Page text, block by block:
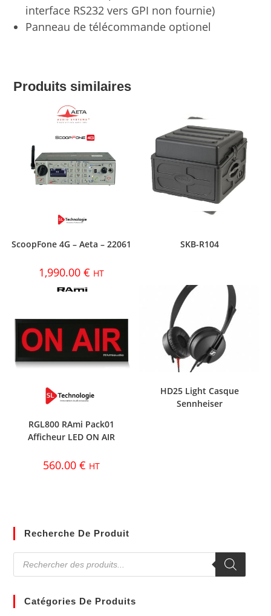
interface RS232 vers GPI non fournie)
Panneau de télécommande optionel
Produits similaires
ScoopFone 4G – Aeta – 22061
1,990.00€ HT
SKB-R104
RGL800 RAmi Pack01
Afficheur LED ON AIR
560.00€ HT
HD25 Light Casque
Sennheiser
Recherche De Produit
Catégories De Produits